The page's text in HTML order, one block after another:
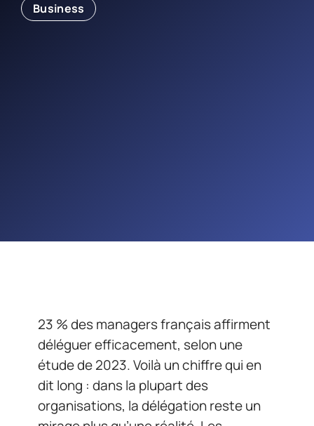
Business
23 % des managers français affirment
déléguer efficacement, selon une
étude de 2023. Voilà un chiffre qui en
dit long : dans la plupart des
organisations, la délégation reste un